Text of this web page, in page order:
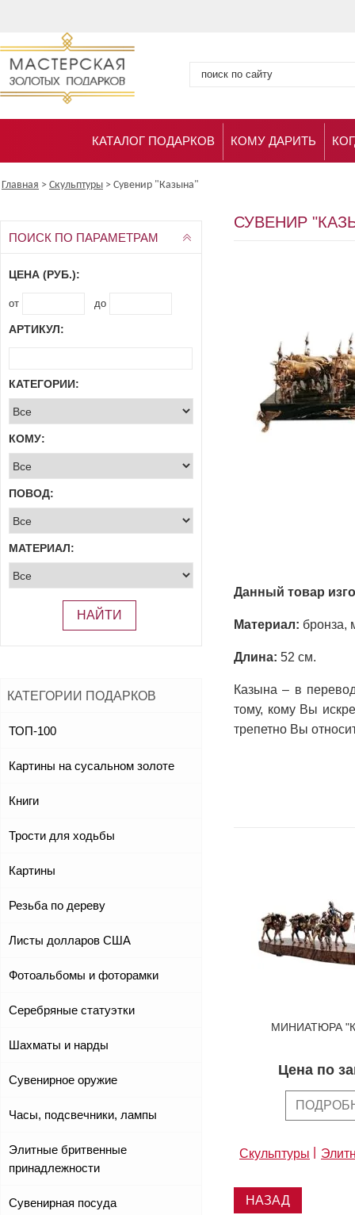
КАТАЛОГ ПОДАРКОВ КОМУ ДАРИТЬ
Главная > Скульптуры > Сувенир "Казына"
ПОИСК ПО ПАРАМЕТРАМ
ЦЕНА (РУБ.):
от до
АРТИКУЛ:
КАТЕГОРИИ:
КОМУ:
ПОВОД:
МАТЕРИАЛ:
НАЙТИ
КАТЕГОРИИ ПОДАРКОВ
ТОП-100
Картины на сусальном золоте
Книги
Трости для ходьбы
Картины
Резьба по дереву
Листы долларов США
Фотоальбомы и фоторамки
Серебряные статуэтки
Шахматы и нарды
Сувенирное оружие
Часы, подсвечники, лампы
Элитные бритвенные
принадлежности
Сувенирная посуда
СУВЕНИР
Данный товар
Материал: бронза,
Длина: 52 см.
Казына – в
тому, кому Вы
трепетно Вы
МИНИАТЮРА
Цена по
Скульптуры
НАЗАД